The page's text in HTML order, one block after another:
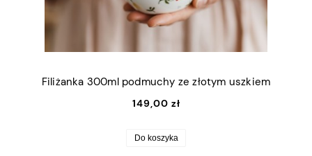
Filiżanka 300ml podmuchy ze złotym uszkiem
149,00 zł
Do koszyka